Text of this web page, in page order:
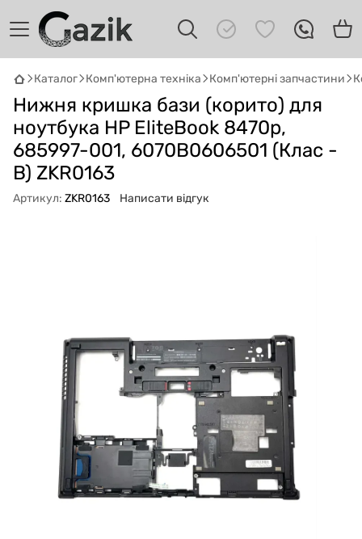
Каталог Комп'ютерна техніка Комп'ютерні запчастини
Нижня кришка бази (корито) для
ноутбука HP EliteBook 8470p,
685997-001, 6070B0606501 (Клас -
B) ZKR0163
Артикул: ZKR0163 Написати відгук
Онлайн · пошук техніки
Привіт! 👋 Я Gazik AI — допоможу
підібрати вживану комп'ютерну техніку.
Що шукаєш?